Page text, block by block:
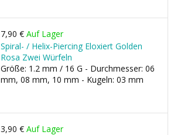
7,90 € Auf Lager
Spiral- / Helix-Piercing Eloxiert Golden
Rosa Zwei Würfeln
Größe: 1.2 mm / 16 G - Durchmesser: 06
mm, 08 mm, 10 mm - Kugeln: 03 mm
3,90 € Auf Lager